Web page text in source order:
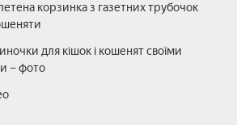
корзинка з газетних трубочок
для кішок і кошенят своїми
– фото